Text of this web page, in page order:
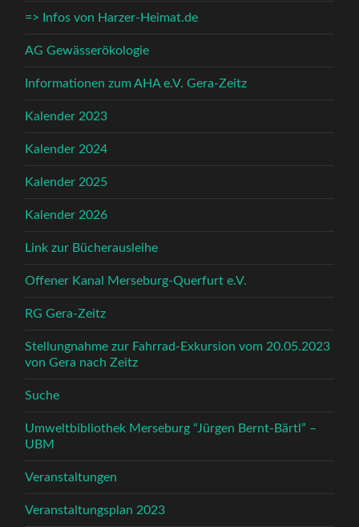
=> Infos von Harzer-Heimat.de
AG Gewässerökologie
Informationen zum AHA e.V. Gera-Zeitz
Kalender 2023
Kalender 2024
Kalender 2025
Kalender 2026
Link zur Bücherausleihe
Offener Kanal Merseburg-Querfurt e.V.
RG Gera-Zeitz
Stellungnahme zur Fahrrad-Exkursion vom 20.05.2023
von Gera nach Zeitz
Suche
Umweltbibliothek Merseburg “Jürgen Bernt-Bärtl” –
UBM
Veranstaltungen
Veranstaltungsplan 2023